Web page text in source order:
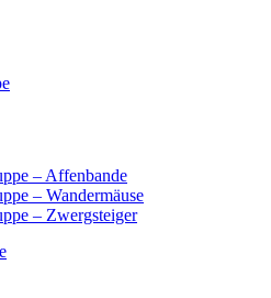
– Affenbande
– Wandermäuse
– Zwergsteiger